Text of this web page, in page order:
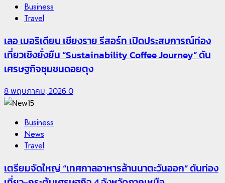
Business
Travel
เลอ เมอริเดียน เชียงราย รีสอร์ท เปิดประสบการณ์ท่อง
เที่ยวเชิงยั่งยืน “Sustainability Coffee Journey” ดัน
เศรษฐกิจชุมชนดอยตุง
8 พฤษภาคม, 20260
Business
News
Travel
เตรียมจัดใหญ่ “เทศกาลอาหารล้านนาตะวันออก” ดันท่อง